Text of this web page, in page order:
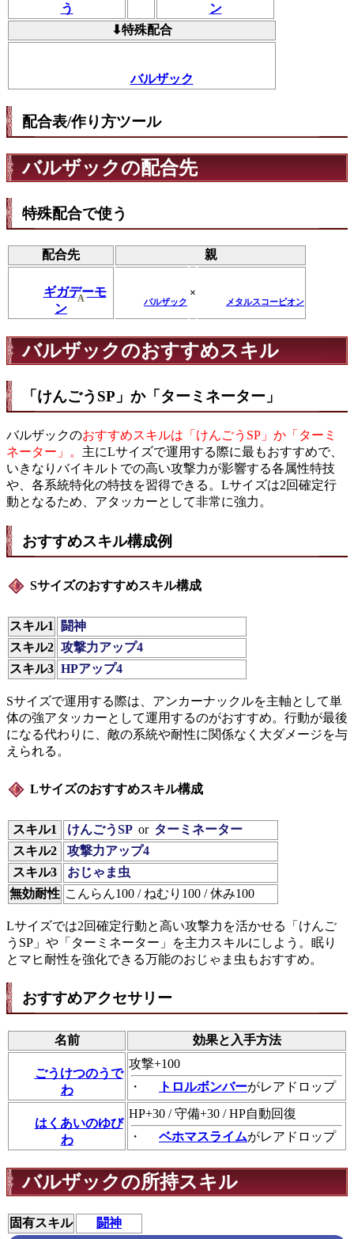
う
ン
⬇特殊配合
バルザック
配合表/作り方ツール
バルザックの配合先
特殊配合で使う
配合先 親
ギガデーモ
ン
A バルザック
×
メタルスコーピオン
バルザックのおすすめスキル
「けんごうSP」か「ターミネーター」
バルザックのおすすめスキルは「けんごうSP」か「ターミ
ネーター」。 主にLサイズで運用する際に最もおすすめで、
いきなりバイキルトでの高い攻撃力が影響する各属性特技
や、各系統特化の特技を習得できる。Lサイズは2回確定行
動となるため、アタッカーとして非常に強力。
おすすめスキル構成例
Sサイズのおすすめスキル構成
スキル1
闘神
スキル2 攻撃力アップ4
スキル3 HPアップ4
Sサイズで運用する際は、アンカーナックルを主軸として単
体の強アタッカーとして運用するのがおすすめ。行動が最後
になる代わりに、敵の系統や耐性に関係なく大ダメージを与
えられる。
Lサイズのおすすめスキル構成
スキル1 けんごうSP or ターミネーター
スキル2
攻撃力アップ4
スキル3
おじゃま虫
無効耐性 こんらん100 / ねむり100 / 休み100
Lサイズでは2回確定行動と高い攻撃力を活かせる「けんご
うSP」や「ターミネーター」を主力スキルにしよう。眠り
とマヒ耐性を強化できる万能のおじゃま虫もおすすめ。
おすすめアクセサリー
名前 効果と入手方法
ごうけつのうで
わ
攻撃+100
・
トロルボンバーがレアドロップ
はくあいのゆび
わ
HP+30 / 守備+30 / HP自動回復
・
ベホマスライムがレアドロップ
バルザックの所持スキル
固有スキル 闘神